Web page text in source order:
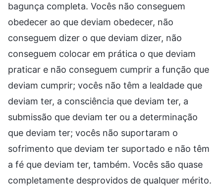
bagunça completa. Vocês não conseguem
obedecer ao que deviam obedecer, não
conseguem dizer o que deviam dizer, não
conseguem colocar em prática o que deviam
praticar e não conseguem cumprir a função que
deviam cumprir; vocês não têm a lealdade que
deviam ter, a consciência que deviam ter, a
submissão que deviam ter ou a determinação
que deviam ter; vocês não suportaram o
sofrimento que deviam ter suportado e não têm
a fé que deviam ter, também. Vocês são quase
completamente desprovidos de qualquer mérito.